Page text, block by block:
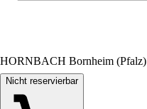
HORNBACH Bornheim (Pfalz)
Nicht reservierbar